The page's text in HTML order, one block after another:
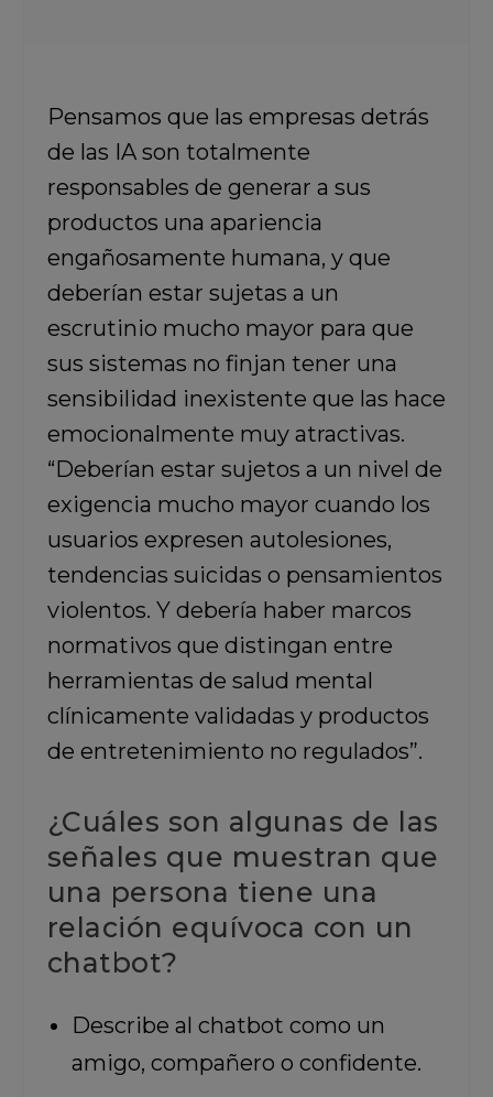
Pensamos que las empresas detrás
de las IA son totalmente
responsables de generar a sus
productos una apariencia
engañosamente humana, y que
deberían estar sujetas a un
escrutinio mucho mayor para que
sus sistemas no finjan tener una
sensibilidad inexistente que las hace
emocionalmente muy atractivas.
“Deberían estar sujetos a un nivel de
exigencia mucho mayor cuando los
usuarios expresen autolesiones,
tendencias suicidas o pensamientos
violentos. Y debería haber marcos
normativos que distingan entre
herramientas de salud mental
clínicamente validadas y productos
de entretenimiento no regulados”.
¿Cuáles son algunas de las
señales que muestran que
una persona tiene una
relación equívoca con un
chatbot?
Describe al chatbot como un
amigo, compañero o confidente.